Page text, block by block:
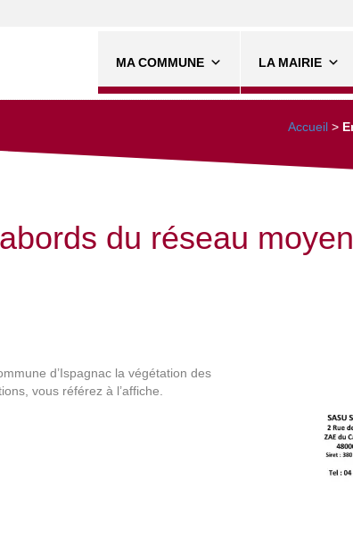
MA COMMUNE LA MAIRIE
Accueil >
du réseau
d’Ispagnac la végétation des
vous référez à l’affiche.